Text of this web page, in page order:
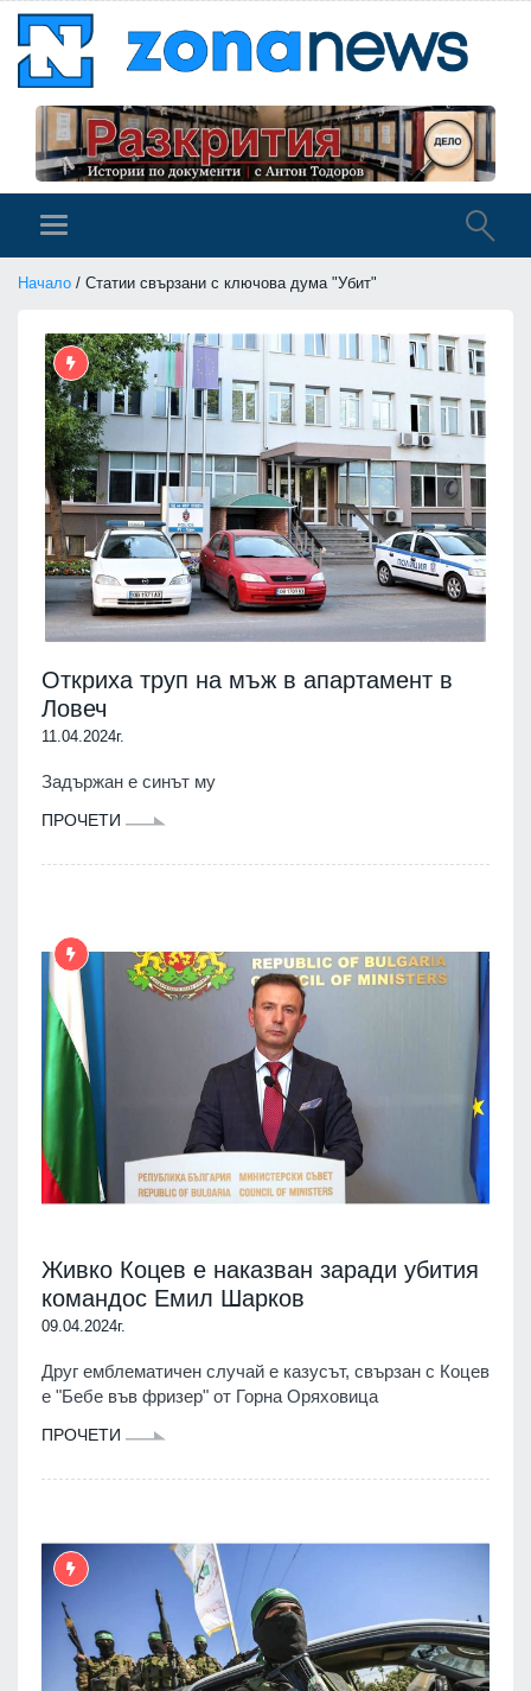
Начало / Статии свързани с ключова дума "Убит"
Откриха труп на мъж в апартамент в
Ловеч
11.04.2024г.
Задържан е синът му
ПРОЧЕТИ
Живко Коцев е наказван заради убития
командос Емил Шарков
09.04.2024г.
Друг емблематичен случай е казусът, свързан с Коцев
е "Бебе във фризер" от Горна Оряховица
ПРОЧЕТИ